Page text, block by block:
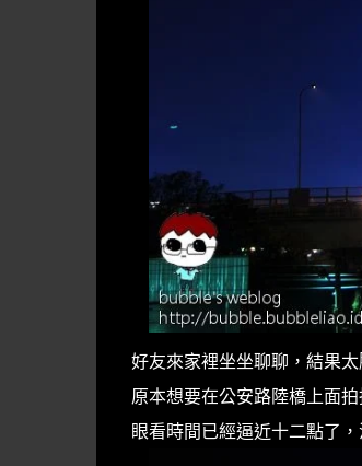
好友來家裡坐坐聊聊，結果
原本想要在公安路陸橋上面
眼看時間已經逼近十二點了